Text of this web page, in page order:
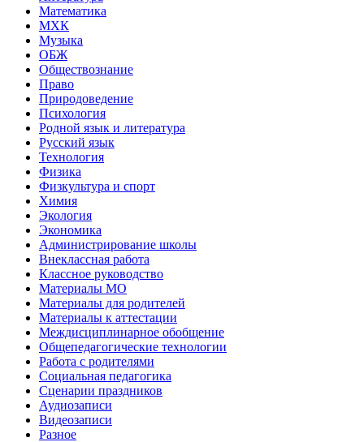
Математика
МХК
Музыка
ОБЖ
Обществознание
Право
Природоведение
Психология
Родной язык и литература
Русский язык
Технология
Физика
Физкультура и спорт
Химия
Экология
Экономика
Администрирование школы
Внеклассная работа
Классное руководство
Материалы МО
Материалы для родителей
Материалы к аттестации
Междисциплинарное обобщение
Общепедагогические технологии
Работа с родителями
Социальная педагогика
Сценарии праздников
Аудиозаписи
Видеозаписи
Разное